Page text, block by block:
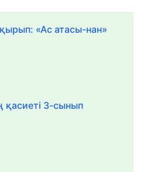
«Ас атасы-нан»
3-сынып